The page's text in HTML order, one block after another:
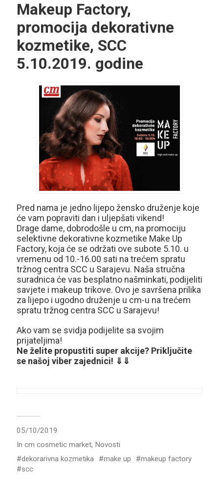
Makeup Factory,
promocija dekorativne
kozmetike, SCC
5.10.2019. godine
Pred nama je jedno lijepo žensko druženje koje
će vam popraviti dan i uljepšati vikend!
Drage dame, dobrodošle u cm, na promociju
selektivne dekorativne kozmetike Make Up
Factory, koja će se održati ove subote 5.10. u
vremenu od 10.-16.00 sati na trećem spratu
tržnog centra SCC u Sarajevu. Naša stručna
suradnica će vas besplatno našminkati, podijeliti
savjete i makeup trikove. Ovo je savršena prilika
za lijepo i ugodno druženje u cm-u na trećem
spratu tržnog centra SCC u Sarajevu!
Ako vam se svidja podijelite sa svojim
prijateljima!
Ne želite propustiti super akcije? Priključite
se našoj viber zajednici! ⇓⇓
05/10/2019
In cm cosmetic market, Novosti
dekorarivna kozmetika
make up
makeup factory
scc